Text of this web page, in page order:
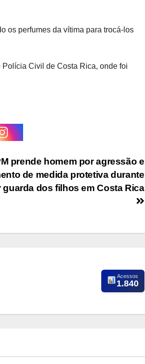
os perfumes da vítima para trocá-los
Civil de Costa Rica, onde foi
prende homem por agressão e
de medida protetiva durante
dos filhos em Costa Rica
Acessos
1.840